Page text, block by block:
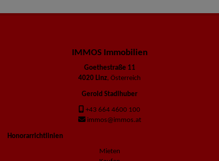
IMMOS Immobilien
Goethestraße 11
4020 Linz, Österreich
Gerold Stadlhuber
+43 664 4600 100
immos@immos.at
Honorarrichtlinien
Mieten